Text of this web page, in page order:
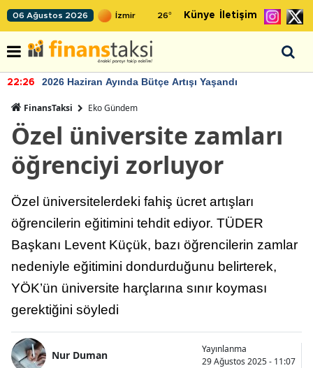
06 Ağustos 2026 26° Künye İletişim
22:26 2026 Haziran Ayında Bütçe Artışı Yaşandı
FinansTaksi Eko Gündem
Özel üniversite zamları
öğrenciyi zorluyor
Özel üniversitelerdeki fahiş ücret artışları
öğrencilerin eğitimini tehdit ediyor. TÜDER
Başkanı Levent Küçük, bazı öğrencilerin zamlar
nedeniyle eğitimini dondurduğunu belirterek,
YÖK’ün üniversite harçlarına sınır koyması
gerektiğini söyledi
Nur Duman
Yayınlanma
29 Ağustos 2025 - 11:07